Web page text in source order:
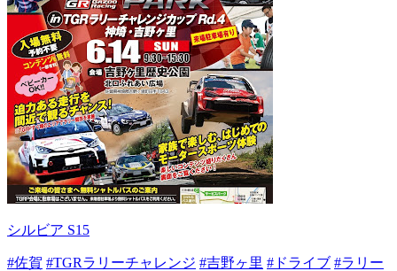
シルビア S15
#佐賀 #TGRラリーチャレンジ #吉野ヶ里 #ドライブ #ラリー